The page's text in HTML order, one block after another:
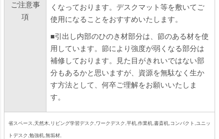
ご注意事
項
くなっております。デスクマット等を敷いてご
使用になることをおすすめいたします。
■引出し内部のひのき材部分は、節のある材を使
用しています。節により強度が弱くなる部分は
補修しております。見た目がきれいではない部
分もあるかと思いますが、資源を無駄なく生か
す方法として、何卒ご理解をお願いいたしま
す。
省スペース,天然木,リビング学習デスク,ワークデスク,平机,作業机,書斎机,コンパクト,ユニッ
トデスク,勉強机,無垢材,